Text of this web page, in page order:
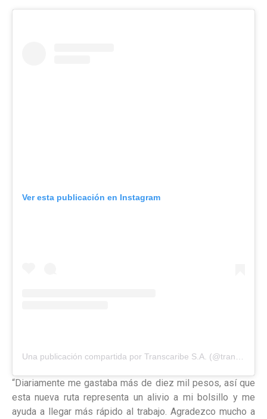
Ver esta publicación en Instagram
“Diariamente me gastaba más de diez mil pesos, así que
esta nueva ruta representa un alivio a mi bolsillo y me
ayuda a llegar más rápido al trabajo. Agradezco mucho a